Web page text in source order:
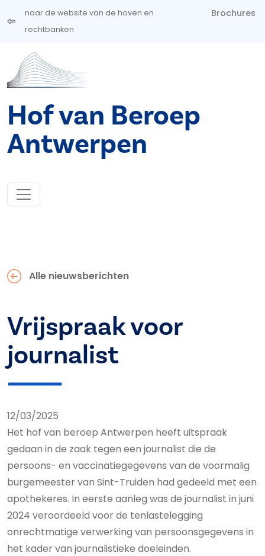
Overslaan en naar de inhoud gaan
naar de website van de hoven en
rechtbanken
Brochures
Hof van Beroep
Antwerpen
Alle nieuwsberichten
Vrijspraak voor
journalist
12/03/2025
Het hof van beroep Antwerpen heeft uitspraak
gedaan in de zaak tegen een journalist die de
persoons- en vaccinatiegegevens van de voormalig
burgemeester van Sint-Truiden had gedeeld met een
apothekeres. In eerste aanleg was de journalist in juni
2024 veroordeeld voor de tenlastelegging
onrechtmatige verwerking van persoonsgegevens in
het kader van journalistieke doeleinden.